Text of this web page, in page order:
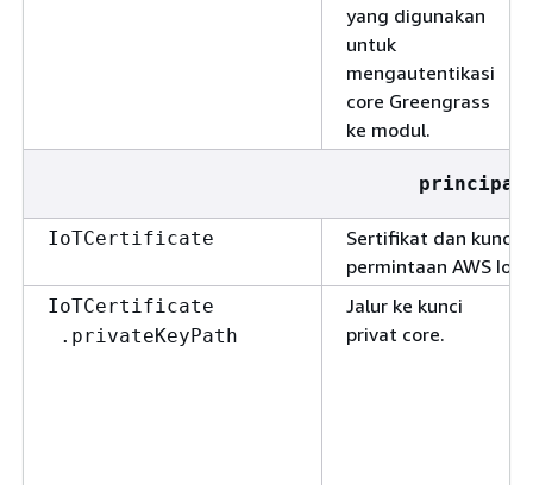
yang digunakan
untuk
mengautentikasi
core Greengrass
ke modul.
IoTCertificate
Sertifikat dan kunci
permintaan AWS IoT.
IoTCertificate
.privateKeyPath
Jalur ke kunci
privat core.